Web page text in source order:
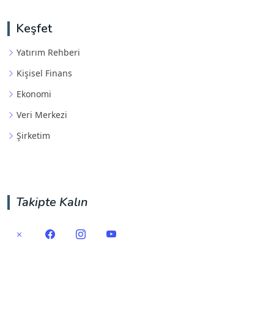
Keşfet
Yatırım Rehberi
Kişisel Finans
Ekonomi
Veri Merkezi
Şirketim
Takipte Kalın